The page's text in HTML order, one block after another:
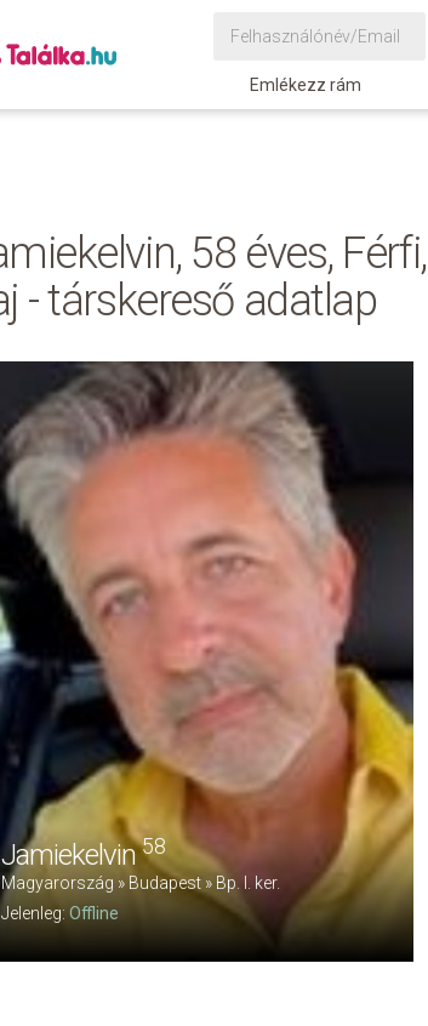
Emlékezz rám
58 éves,
- társkereső adatlap
Jamiekelvin58
Magyarország » Budapest » Bp. I. ker.
Jelenleg: Offline